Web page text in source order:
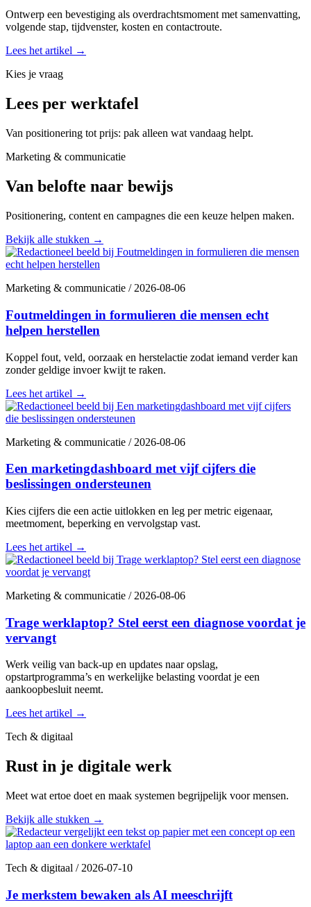
Ontwerp een bevestiging als overdrachtsmoment met samenvatting,
volgende stap, tijdvenster, kosten en contactroute.
Lees het artikel →
Kies je vraag
Lees per werktafel
Van positionering tot prijs: pak alleen wat vandaag helpt.
Marketing & communicatie
Van belofte naar bewijs
Positionering, content en campagnes die een keuze helpen maken.
Bekijk alle stukken →
Marketing & communicatie /2026-08-06
Foutmeldingen in formulieren die mensen echt
helpen herstellen
Koppel fout, veld, oorzaak en herstelactie zodat iemand verder kan
zonder geldige invoer kwijt te raken.
Lees het artikel →
Marketing & communicatie /2026-08-06
Een marketingdashboard met vijf cijfers die
beslissingen ondersteunen
Kies cijfers die een actie uitlokken en leg per metric eigenaar,
meetmoment, beperking en vervolgstap vast.
Lees het artikel →
Marketing & communicatie /2026-08-06
Trage werklaptop? Stel eerst een diagnose voordat je
vervangt
Werk veilig van back-up en updates naar opslag,
opstartprogramma’s en werkelijke belasting voordat je een
aankoopbesluit neemt.
Lees het artikel →
Tech & digitaal
Rust in je digitale werk
Meet wat ertoe doet en maak systemen begrijpelijk voor mensen.
Bekijk alle stukken →
Tech & digitaal /2026-07-10
Je merkstem bewaken als AI meeschrijft